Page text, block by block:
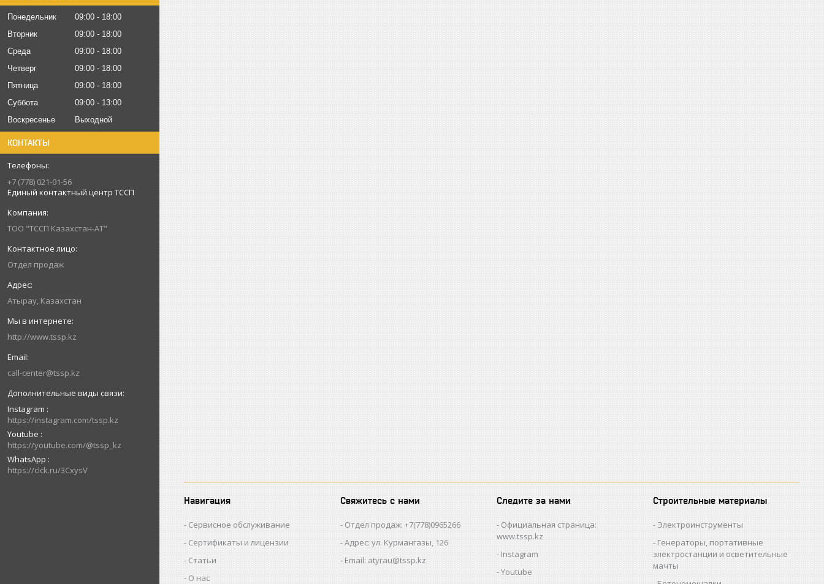
Понедельник 09:00
18:00
Вторник
09:00
18:00
Среда
09:00
18:00
Четверг
09:00
18:00
Пятница
09:00
18:00
Суббота
09:00
13:00
Воскресенье
Выходной
КОНТАКТЫ
+7 (778) 021-01-56
Единый контактный центр ТССП
ТОО "ТССП Казахстан-АТ"
Отдел продаж
Атырау, Казахстан
http://www.tssp.kz
call-center@tssp.kz
Instagram
https://instagram.com/tssp.kz
Youtube
https://youtube.com/@tssp_kz
WhatsApp
https://clck.ru/3CxysV
Навигация
Сервисное обслуживание
Сертификаты и лицензии
Статьи
О нас
Свяжитесь с нами
Отдел продаж: +7(778)0965266
Адрес: ул. Курмангазы, 126
Email: atyrau@tssp.kz
Следите за нами
Официальная страница:
www.tssp.kz
Instagram
Youtube
Строительные материалы
Электроинструменты
Генераторы, портативные
электростанции и осветительные
мачты